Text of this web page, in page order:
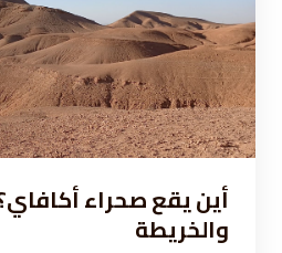
أين يقع صحراء
والخريطة